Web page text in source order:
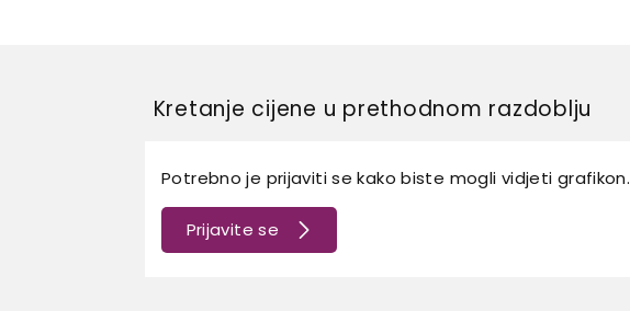
Kretanje cijene u prethodnom razdoblju
Potrebno je prijaviti se kako biste mogli vidjeti grafikon.
Prijavite se